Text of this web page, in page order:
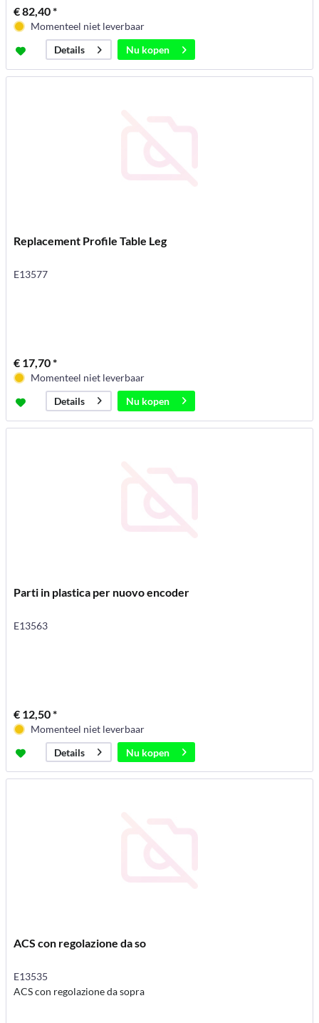
€ 82,40 *
Momenteel niet leverbaar
Details
Nu kopen
Replacement Profile Table Leg
E13577
€ 17,70 *
Momenteel niet leverbaar
Details
Nu kopen
Parti in plastica per nuovo encoder
E13563
€ 12,50 *
Momenteel niet leverbaar
Details
Nu kopen
ACS con regolazione da so
E13535
ACS con regolazione da sopra